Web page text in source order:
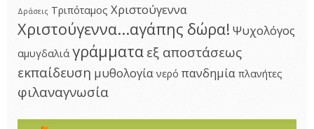
Δράσεις Τριπόταμος Χριστούγεννα
Χριστούγεννα...αγάπης δώρα! Ψυχολόγος
αμυγδαλιά γράμματα εξ αποστάσεως
εκπαίδευση μυθολογία νερό πανδημία πλανήτες
φιλαναγνωσία